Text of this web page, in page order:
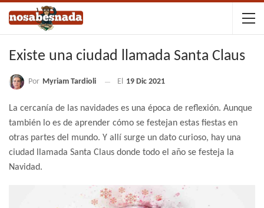
Existe una ciudad llamada Santa Claus
Por Myriam Tardioli El 19 Dic 2021
La cercanía de las navidades es una época de reflexión. Aunque
también lo es de aprender cómo se festejan estas fiestas en
otras partes del mundo. Y allí surge un dato curioso, hay una
ciudad llamada Santa Claus donde todo el año se festeja la
Navidad.